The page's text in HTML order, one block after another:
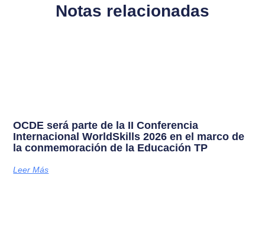
Notas relacionadas
OCDE será parte de la II Conferencia
Internacional WorldSkills 2026 en el marco de
la conmemoración de la Educación TP
Leer Más